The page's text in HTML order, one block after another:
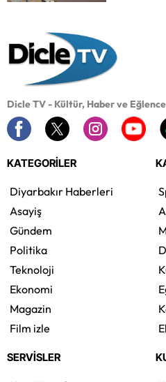
Dicle TV - Kültür, Haber ve
KATEGORİLER
Diyarbakır Haberleri
Asayiş
Gündem
Politika
Teknoloji
Ekonomi
Magazin
Film izle
SERVİSLER